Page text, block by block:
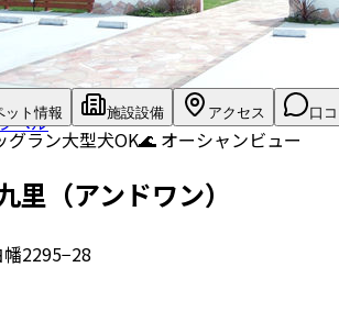
ベル
ット情報 施設設備 アクセス 口
グラン大型犬OK🌊 オーシャンビュー
里（アンドワン）
2295−28